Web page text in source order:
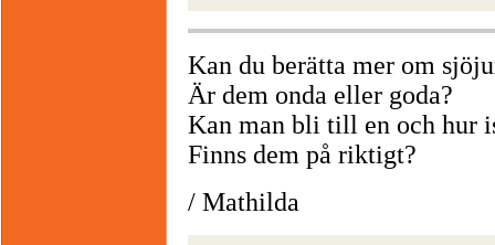
Kan du berätta mer om
Är dem onda eller goda?
Kan man bli till en och hur
Finns dem på riktigt?
/ Mathilda